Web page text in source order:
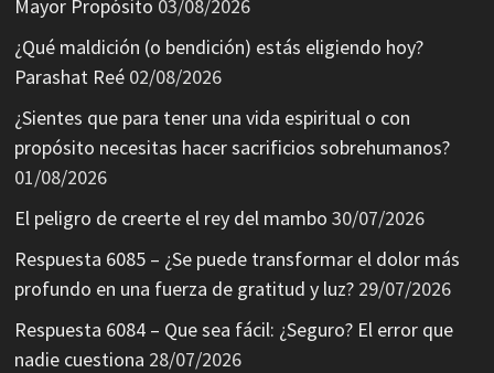
Mayor Propósito 03/08/2026
¿Qué maldición (o bendición) estás eligiendo hoy?
Parashat Reé 02/08/2026
¿Sientes que para tener una vida espiritual o con
propósito necesitas hacer sacrificios sobrehumanos?
01/08/2026
El peligro de creerte el rey del mambo 30/07/2026
Respuesta 6085 – ¿Se puede transformar el dolor más
profundo en una fuerza de gratitud y luz? 29/07/2026
Respuesta 6084 – Que sea fácil: ¿Seguro? El error que
nadie cuestiona 28/07/2026